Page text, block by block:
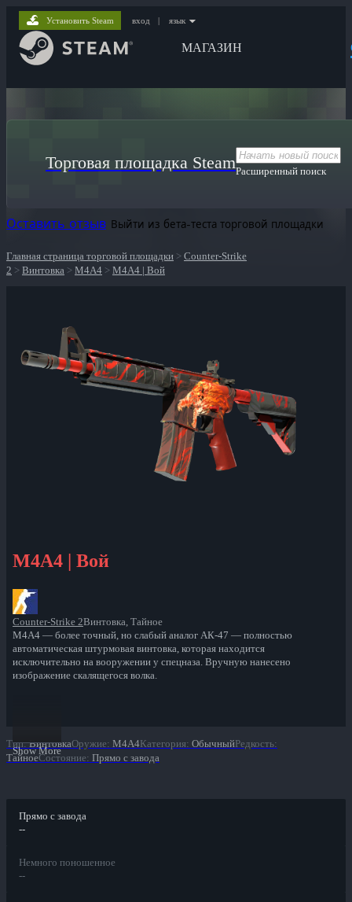
МАГАЗИН
Установить Steam вход | язык
Торговая площадка SteamРасширенный поиск
Оставить отзыв Выйти из бета-теста торговой площадки
Главная страница торговой площадки > Counter-Strike
2 > Винтовка > M4A4 > M4A4 | Вой
M4A4 | Вой
Counter-Strike 2Винтовка, Тайное
M4A4 — более точный, но слабый аналог АК-47 — полностью
автоматическая штурмовая винтовка, которая находится
исключительно на вооружении у спецназа. Вручную нанесено
изображение скалящегося волка.
Show More
Тип: ВинтовкаОружие: M4A4Категория: ОбычныйРедкость:
ТайноеСостояние: Прямо с завода
Прямо с завода
--
Немного поношенное
--